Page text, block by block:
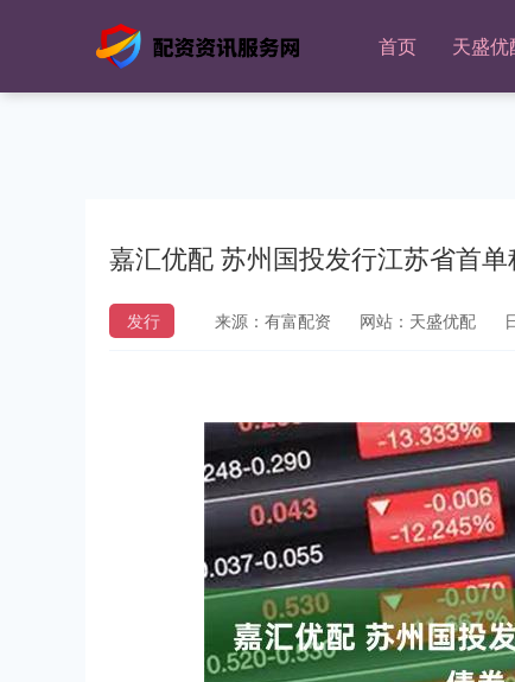
首页 天盛优
嘉汇优配 苏州国投发行江苏省首单
发行 来源：有富配资 网站：天盛优配